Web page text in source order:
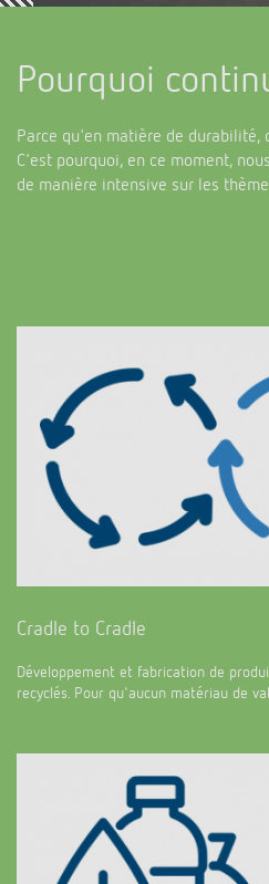
Pourquoi
Parce qu'en matière de durabilité,
C'est pourquoi, en ce moment,
de manière intensive sur les
Cradle to Cradle
Développement et fabrication de
recyclés. Pour qu'aucun matériau de